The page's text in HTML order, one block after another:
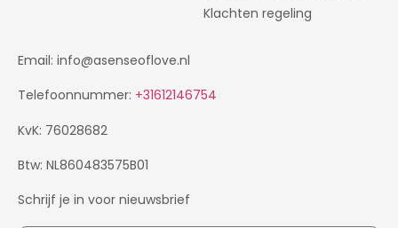
Klachten regeling
Email: info@asenseoflove.nl
Telefoonnummer: +31612146754
KvK: 76028682
Btw: NL860483575B01
Schrijf je in voor nieuwsbrief